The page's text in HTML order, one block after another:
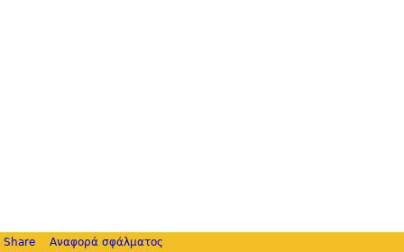
Share Αναφορά σφάλματος